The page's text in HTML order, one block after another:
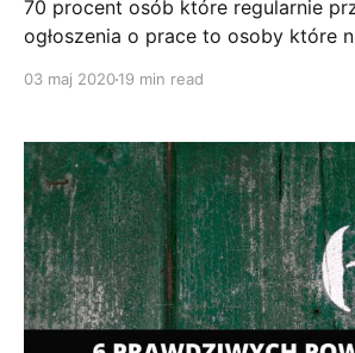
70 procent osób które regularnie
ogłoszenia o prace to osoby które
przytrafiłaby się bardzo dobra
03 maj 202019 min read